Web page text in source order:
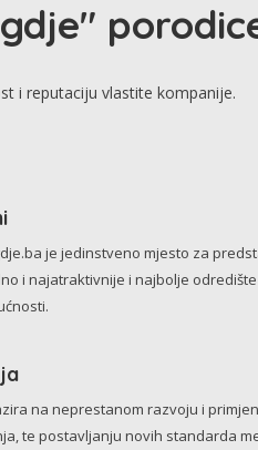
i reputaciju vlastite kompanije.
je jedinstveno mjesto za
i najatraktivnije i najbolje
na neprestanom razvoju i
te postavljanju novih standarda